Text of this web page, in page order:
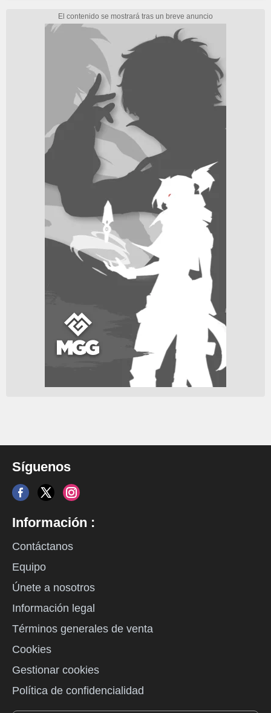
Síguenos
Información :
Contáctanos
Equipo
Únete a nosotros
Información legal
Términos generales de venta
Cookies
Gestionar cookies
Política de confidencialidad